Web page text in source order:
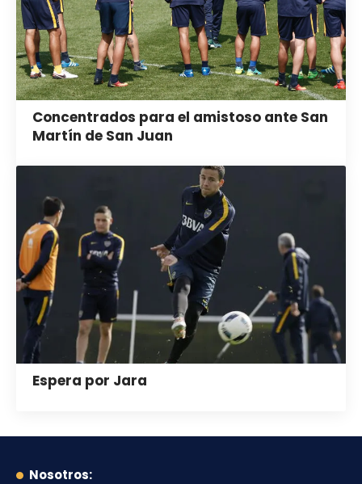
Concentrados para el amistoso ante San
Martín de San Juan
Espera por Jara
Nosotros: